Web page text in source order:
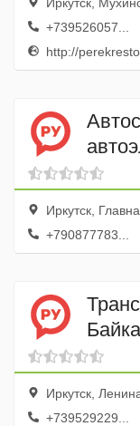
+739526057...
http://
Иркутск,
+790877783...
Иркутск,
+739529229...